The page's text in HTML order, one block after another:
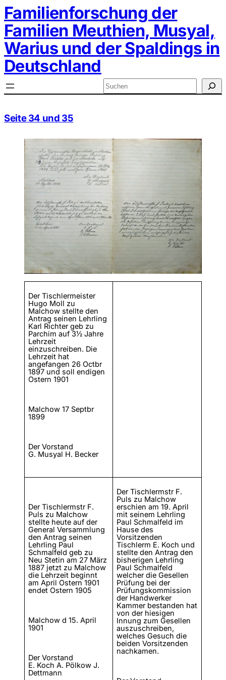
Zum
Inhalt
springen
Familienforschung der
Familien Meuthien, Musyal,
Warius und der Spaldings in
Deutschland
Suchen
Seite 34 und 35
Der Tischlermeister
Hugo Moll zu
Malchow stellte den
Antrag seinen Lehrling
Karl Richter geb zu
Parchim auf 3½ Jahre
Lehrzeit
einzuschreiben. Die
Lehrzeit hat
angefangen 26 Octbr
1897 und soll endigen
Ostern 1901
Malchow 17 Septbr
1899
Der Vorstand
G. Musyal H. Becker
Der Tischlermstr F.
Puls zu Malchow
stellte heute auf der
General Versammlung
den Antrag seinen
Lehrling Paul
Schmalfeld geb zu
Neu Stetin am 27 März
1887 jetzt zu Malchow
die Lehrzeit beginnt
am April Ostern 1901
endet Ostern 1905
Malchow d 15. April
1901
Der Vorstand
E. Koch A. Pölkow J.
Dettmann
Der Tischlermstr F.
Puls zu Malchow
erschien am 19. April
mit seinem Lehrling
Paul Schmalfeld im
Hause des
Vorsitzenden
Tischlerm E. Koch und
stellte den Antrag den
bisherigen Lehrling
Paul Schmalfeld
welcher die Gesellen
Prüfung bei der
Prüfungskommission
der Handwerker
Kammer bestanden hat
von der hiesigen
Innung zum Gesellen
auszuschreiben,
welches Gesuch die
beiden Vorsitzenden
nachkamen.